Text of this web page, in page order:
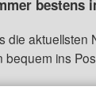
bestens
die aktuellsten
bequem ins